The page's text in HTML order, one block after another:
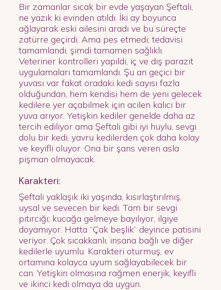
Bir zamanlar sıcak bir evde yaşayan Şeftali,
ne yazık ki evinden atıldı. İki ay boyunca
ağlayarak eski ailesini aradı ve bu süreçte
zatürre geçirdi. Ama pes etmedi; tedavisi
tamamlandı, şimdi tamamen sağlıklı.
Veteriner kontrolleri yapıldı, iç ve dış parazit
uygulamaları tamamlandı. Şu an geçici bir
yuvası var fakat oradaki kedi sayısı fazla
olduğundan, hem kendisi hem de yeni gelecek
kedilere yer açabilmek için acilen kalıcı bir
yuva arıyor. Yetişkin kediler genelde daha az
tercih ediliyor ama Şeftali gibi iyi huylu, sevgi
dolu bir kedi, yavru kedilerden çok daha kolay
ve keyifli oluyor. Ona bir şans veren asla
pişman olmayacak.
Karakteri:
Şeftali yaklaşık iki yaşında, kısırlaştırılmış,
uysal ve sevecen bir kedi. Tam bir sevgi
pıtırcığı; kucağa gelmeye bayılıyor, ilgiye
doyamıyor. Hatta “Çak beşlik” deyince patisini
veriyor. Çok sıcakkanlı, insana bağlı ve diğer
kedilerle uyumlu. Karakteri oturmuş, ev
ortamına kolayca uyum sağlayabilecek bir
can. Yetişkin olmasına rağmen enerjik, keyifli
ve ikinci kedi olmaya da uygun.